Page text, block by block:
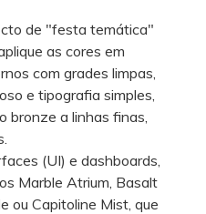
de "festa temática"
as cores em
com grades limpas,
e tipografia simples,
bronze a linhas finas,
(UI) e dashboards,
Marble Atrium, Basalt
ou Capitoline Mist, que